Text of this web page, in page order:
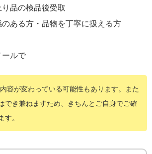
品の検品後受取
ある方・品物を丁寧に扱える方
ールで
容が変わっている可能性もあります。また
でき兼ねますため、きちんとご自身でご確
す。